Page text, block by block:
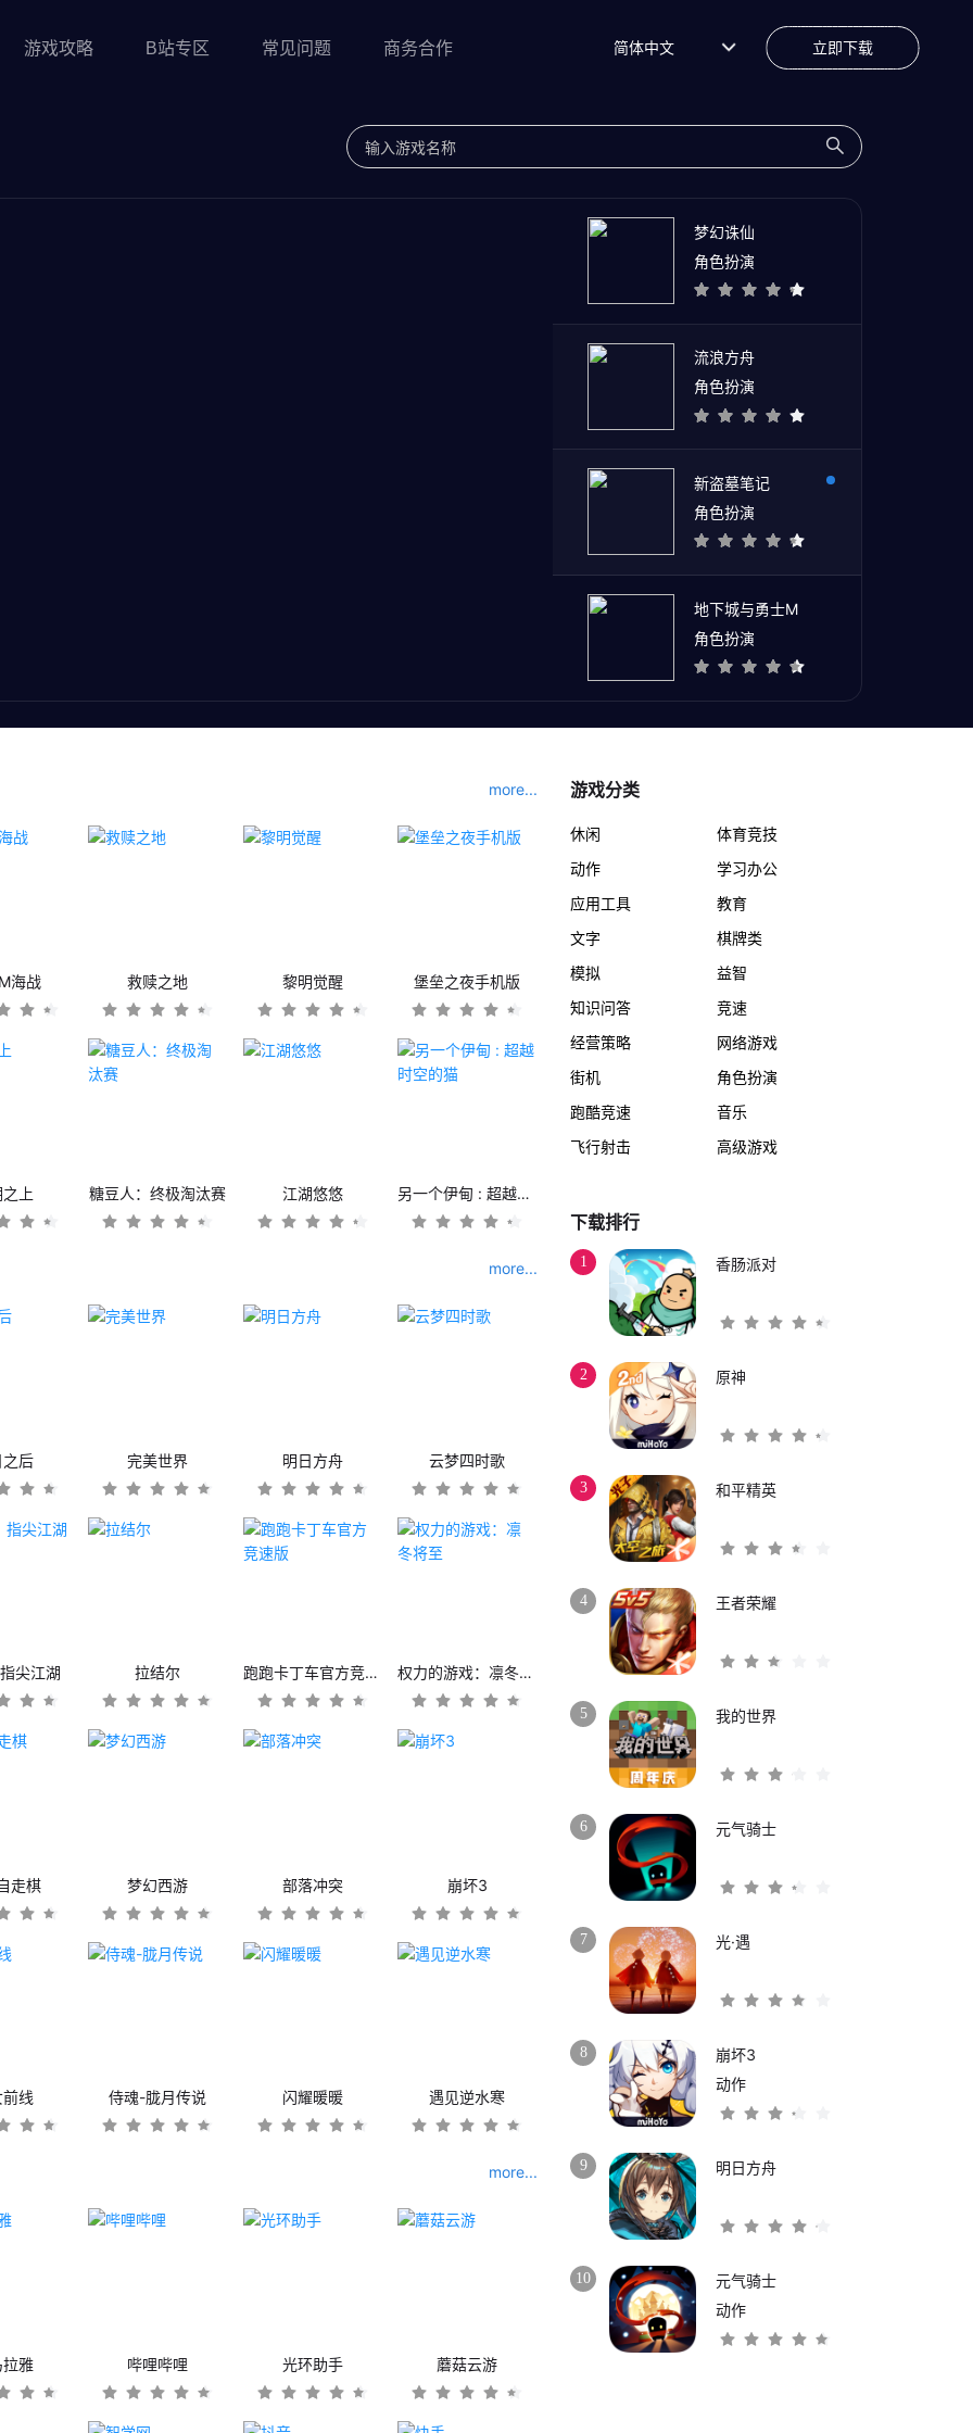
游戏攻略 B站专区 常见问题 商务合作 简体中文 立即下载
梦幻诛仙
角色扮演
流浪方舟
角色扮演
新盗墓笔记
角色扮演
地下城与勇士M
角色扮演
more...
海战 救赎之地 黎明觉醒 堡垒之夜手机版
上 糖豆人：终极淘汰赛 江湖悠悠 另一个伊甸 : 超越时空的猫
more...
后 完美世界 明日方舟 云梦四时歌
尖江湖 拉结尔 跑跑卡丁车官方竞速版 权力的游戏：凛冬将至
走棋 梦幻西游 部落冲突 崩坏3
线 侍魂-胧月传说 闪耀暖暖 遇见逆水寒
more...
雅 哔哩哔哩 光环助手 蘑菇云游
游戏分类
休闲
体育竞技
动作
学习办公
应用工具
教育
文字
棋牌类
模拟
益智
知识问答
竞速
经营策略
网络游戏
街机
角色扮演
跑酷竞速
音乐
飞行射击
高级游戏
下载排行
1 香肠派对
2 原神
3 和平精英
4 王者荣耀
5 我的世界
6 元气骑士
7 光·遇
8
崩坏3
动作
9 明日方舟
10
元气骑士
动作